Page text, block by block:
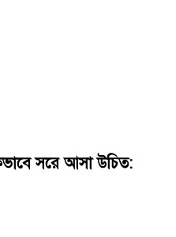
সরে আসা উচিত: